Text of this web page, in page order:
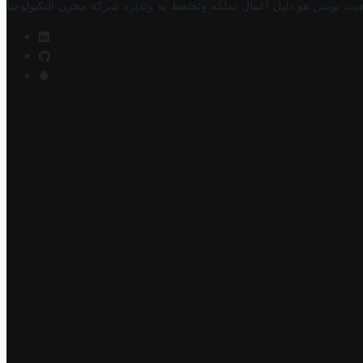
تونس هو دليل أعمال تملكه وتحتفظ به وتديره شركة مخزن التكنولوجيا